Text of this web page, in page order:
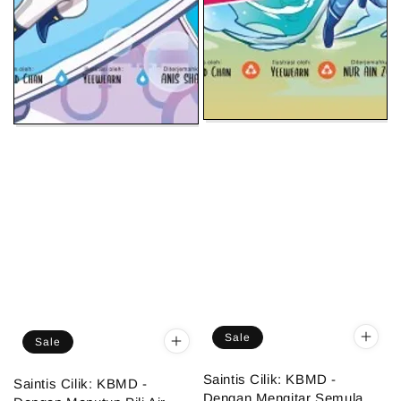
Sale
Saintis Cilik: KBMD -
Sale
Saintis Cilik: KBMD -
Dengan Mengitar Semula